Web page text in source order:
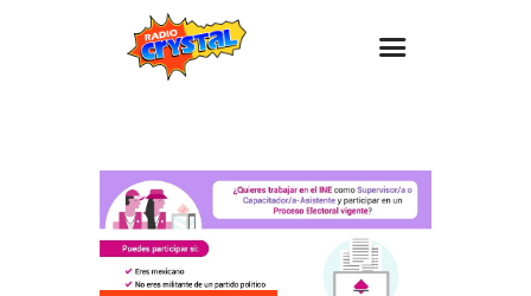
Estaciones
Eventos
Promociones